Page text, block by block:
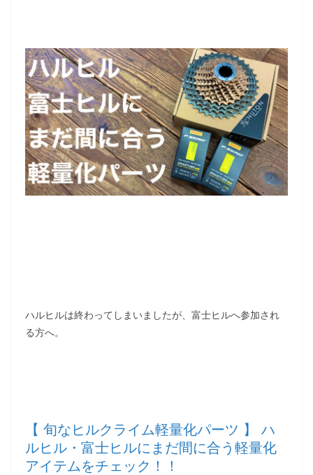
ハルヒルは終わってしまいましたが、富士ヒルへ参加され
る方へ。
【 旬なヒルクライム軽量化パーツ 】 ハ
ルヒル・富士ヒルにまだ間に合う軽量化
アイテムをチェック！！